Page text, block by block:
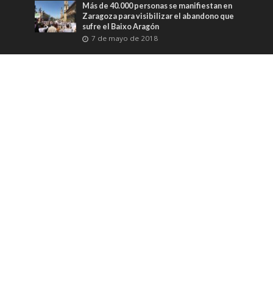
Más de 40.000 personas se manifiestan en
Zaragoza para visibilizar el abandono que
sufre el Baixo Aragón
7 de mayo de 2018